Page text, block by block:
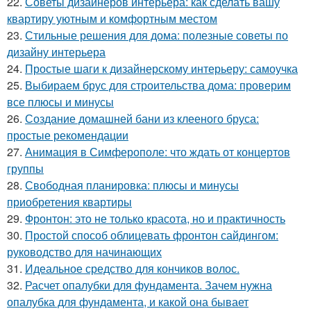
квартиру уютным и комфортным местом
23. Стильные решения для дома: полезные советы по
дизайну интерьера
24. Простые шаги к дизайнерскому интерьеру: самоучка
25. Выбираем брус для строительства дома: проверим
все плюсы и минусы
26. Создание домашней бани из клееного бруса:
простые рекомендации
27. Анимация в Симферополе: что ждать от концертов
группы
28. Свободная планировка: плюсы и минусы
приобретения квартиры
29. Фронтон: это не только красота, но и практичность
30. Простой способ облицевать фронтон сайдингом:
руководство для начинающих
31. Идеальное средство для кончиков волос.
32. Расчет опалубки для фундамента. Зачем нужна
опалубка для фундамента, и какой она бывает